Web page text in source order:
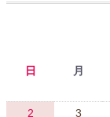
日 月
2
3